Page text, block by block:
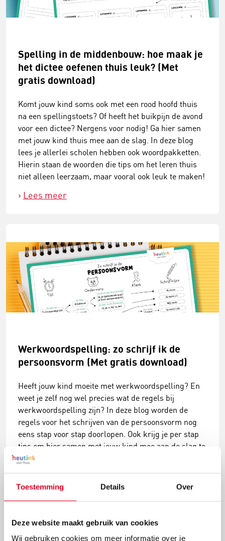
Toestemming Details Over
Deze website maakt gebruik van cookies
Wij gebruiken cookies om meer informatie over je
Spelling in de middenbouw: hoe maak je
het dictee oefenen thuis leuk? (Met
gratis download)
Komt jouw kind soms ook met een rood hoofd thuis
na een spellingstoets? Of heeft het buikpijn de avond
voor een dictee? Nergens voor nodig! Ga hier samen
met jouw kind thuis mee aan de slag. In deze blog
lees je allerlei scholen hebben ook woordpakketten.
Hierin staan de woorden die tips om het leren thuis
niet alleen leerzaam, maar vooral ook leuk te maken!
Lees meer
Werkwoordspelling: zo schrijf ik de
persoonsvorm (Met gratis download)
Heeft jouw kind moeite met werkwoordspelling? En
weet je zelf nog wel precies wat de regels bij
werkwoordspelling zijn? In deze blog worden de
regels voor het schrijven van de persoonsvorm nog
eens stap voor stap doorlopen. Ook krijg je per stap
tips om hier samen met jouw kind mee aan de slag te
gaan. Want: veel oefenen is erg belangrijk bij
Lees meer